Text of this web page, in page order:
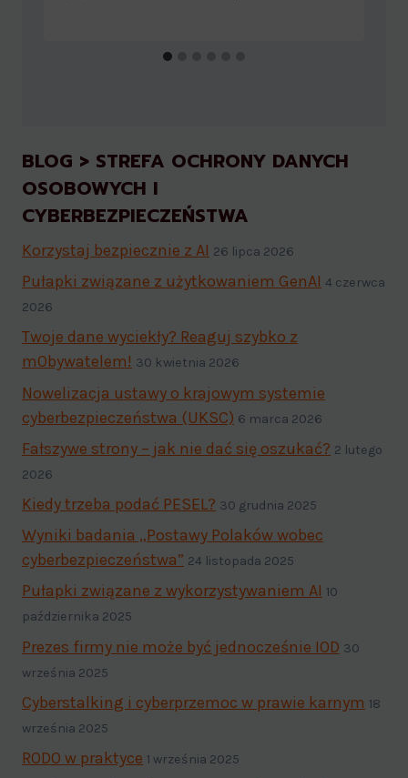
BLOG > STREFA OCHRONY DANYCH
OSOBOWYCH I
CYBERBEZPIECZEŃSTWA
Korzystaj bezpiecznie z AI 26 lipca 2026
Pułapki związane z użytkowaniem GenAI 4 czerwca
2026
Twoje dane wyciekły? Reaguj szybko z
mObywatelem! 30 kwietnia 2026
Nowelizacja ustawy o krajowym systemie
cyberbezpieczeństwa (UKSC) 6 marca 2026
Fałszywe strony – jak nie dać się oszukać? 2 lutego
2026
Kiedy trzeba podać PESEL? 30 grudnia 2025
Wyniki badania „Postawy Polaków wobec
cyberbezpieczeństwa” 24 listopada 2025
Pułapki związane z wykorzystywaniem AI 10
października 2025
Prezes firmy nie może być jednocześnie IOD 30
września 2025
Cyberstalking i cyberprzemoc w prawie karnym 18
września 2025
RODO w praktyce 1 września 2025